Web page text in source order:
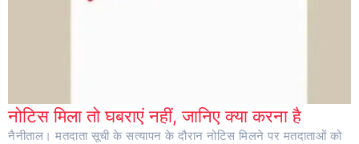
नोटिस मिला तो घबराएं नहीं, जानिए क्या करना है
नैनीताल। मतदाता सूची के सत्यापन के दौरान नोटिस मिलने पर मतदाताओं को